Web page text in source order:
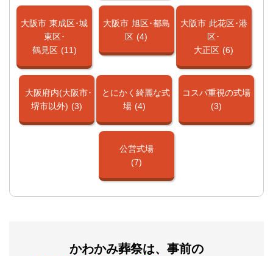
大阪市 東成区･城
東区･
鶴見区 (11)
大阪市 旭区･都島
区 (4)
大阪市 此花区･港
区･
大正区 (6)
大阪府内(大阪市･
堺市以外) (3)
とにかく綺麗な式
場 (4)
コスパ重視の式場
(3)
公営式場
(7)
かわかみ葬祭は、事前の